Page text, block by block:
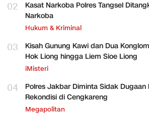
02
Kasat Narkoba Polres Tangsel
Narkoba
Hukum & Kriminal
03
Kisah Gunung Kawi dan Dua
Hok Liong hingga Liem Sioe Liong
iMisteri
04
Polres Jakbar Diminta Sidak Dugaan
Rekondisi di Cengkareng
Megapolitan